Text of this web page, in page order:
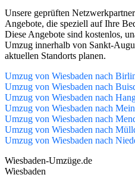
Unsere geprüften
Angebote, die speziell auf Ihre
Diese Angebote sind kostenlos,
Umzug innerhalb von Sankt-
aktuellen Standorts planen.
Umzug von Wiesbaden nach
Umzug von Wiesbaden nach
Umzug von Wiesbaden nach
Umzug von Wiesbaden nach
Umzug von Wiesbaden nach
Umzug von Wiesbaden nach
Umzug von Wiesbaden nach
Wiesbaden-Umzüge.de
Wiesbaden